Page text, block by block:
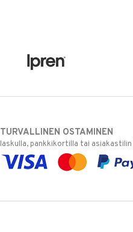
TURVALLINEN OSTAMINEN
laskulla, pankkikortilla tai